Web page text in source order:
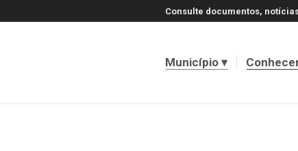
Consulte documentos,
Município